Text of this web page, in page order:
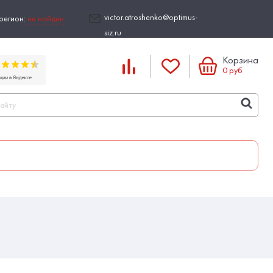
не найден
victor.atroshenko@optimus-
siz.ru
Корзина
0руб